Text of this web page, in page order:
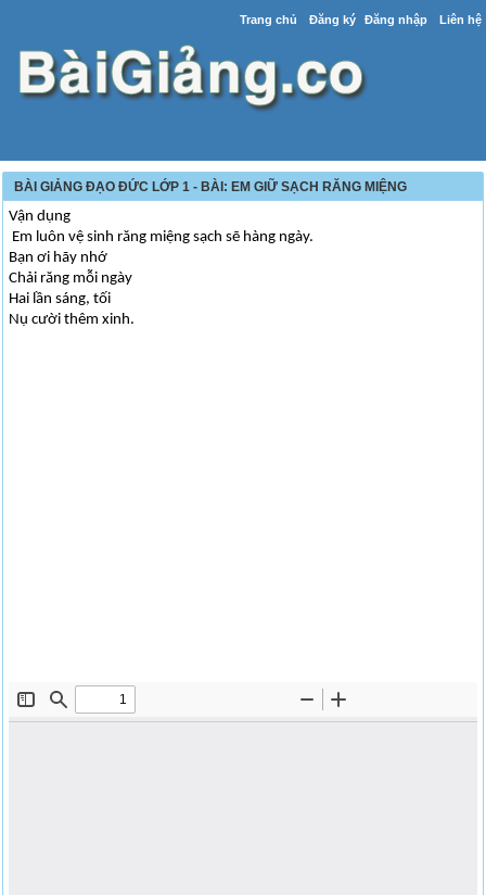
Trang chủ Đăng ký Đăng nhập Liên hệ
BÀI GIẢNG ĐẠO ĐỨC LỚP 1 - BÀI: EM GIỮ SẠCH RĂNG MIỆNG
Vận dụng
Em luôn vệ sinh răng miệng sạch sẽ hàng ngày.
Bạn ơi hãy nhớ
Chải răng mỗi ngày
Hai lần sáng, tối
Nụ cười thêm xinh.